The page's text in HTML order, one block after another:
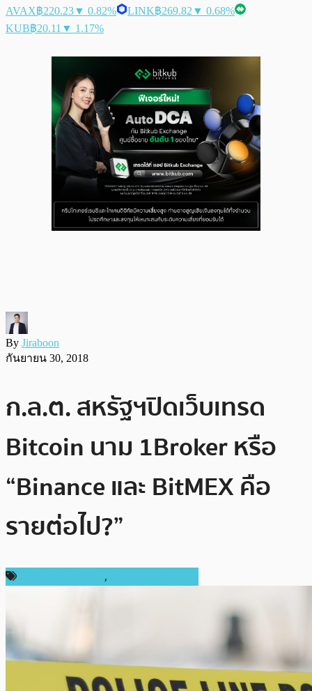
AVAX฿220.23▼ 0.82% LINK฿269.82 ▼ 0.68%
KUB฿20.11 ▼ 1.17%
By Jiraboon
กันยายน 30, 2018
ก.ล.ต. สหรัฐฯปิดเว็บเทรด
Bitcoin นาม 1Broker หรือ
“Binance และ BitMEX คือ
รายต่อไป?”
,